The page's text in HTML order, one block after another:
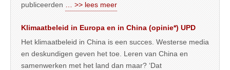
publiceerden
… >> lees meer
Klimaatbeleid in Europa en in China (opinie*) UPD
Het klimaatbeleid in China is een succes. Westerse media
en deskundigen geven het toe. Leren van China en
samenwerken met het land dan maar? ‘Dat